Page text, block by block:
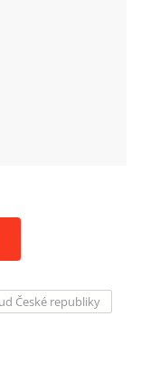
České republiky